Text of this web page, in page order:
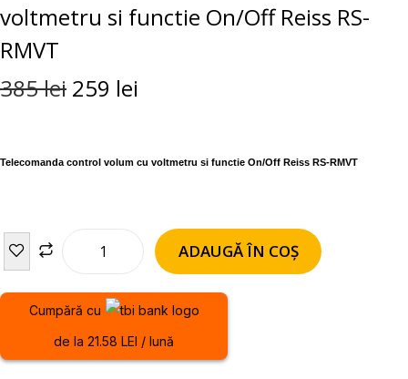
voltmetru si functie On/Off Reiss RS-
RMVT
385lei 259 lei
Telecomanda control volum cu voltmetru si functie On/Off Reiss RS-RMVT
ADAUGĂ ÎN COȘ
Cumpără cu
de la 21.58 LEI / lună